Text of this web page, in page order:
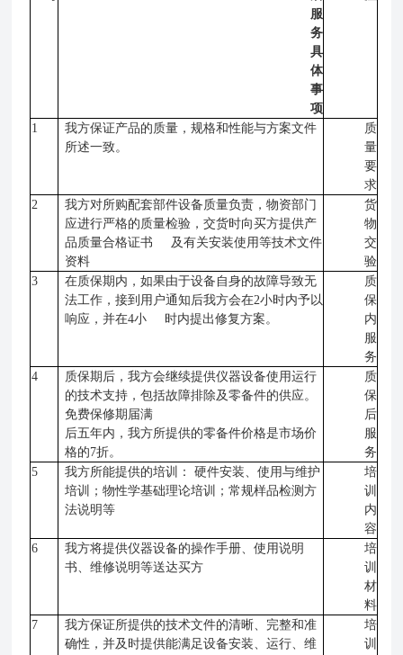
服
务
具
体
事
项
1
我方保证产品的质量，规格和性能与方案文件
所述一致。
质
量
要
求
2
我方对所购配套部件设备质量负责，物资部门
应进行严格的质量检验，交货时向买方提供产
品质量合格证书 及有关安装使用等技术文件
资料
货
物
交
验
3
在质保期内，如果由于设备自身的故障导致无
法工作，接到用户通知后我方会在2小时内予以
响应，并在4小 时内提出修复方案。
质
保
内
服
务
4
质保期后，我方会继续提供仪器设备使用运行
的技术支持，包括故障排除及零备件的供应。
免费保修期届满
后五年内，我方所提供的零备件价格是市场价
格的7折。
质
保
后
服
务
5
我方所能提供的培训： 硬件安装、使用与维护
培训；物性学基础理论培训；常规样品检测方
法说明等
培
训
内
容
6
我方将提供仪器设备的操作手册、使用说明
书、维修说明等送达买方
培
训
材
料
7
我方保证所提供的技术文件的清晰、完整和准
确性，并及时提供能满足设备安装、运行、维
培
训